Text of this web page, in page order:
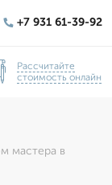
+7 931 61-39-92
Рассчитайте
стоимость онлайн
мастера в